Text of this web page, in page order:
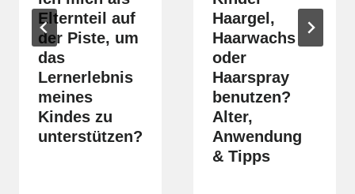
Elternteil auf
der Piste, um
das
Lernerlebnis
meines
Kindes zu
unterstützen?
Haargel,
Haarwachs
oder
Haarspray
benutzen?
Alter,
Anwendung
& Tipps